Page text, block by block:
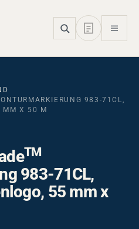
983-71CL,
MM X 50 M
TM
983-71CL,
55 mm x